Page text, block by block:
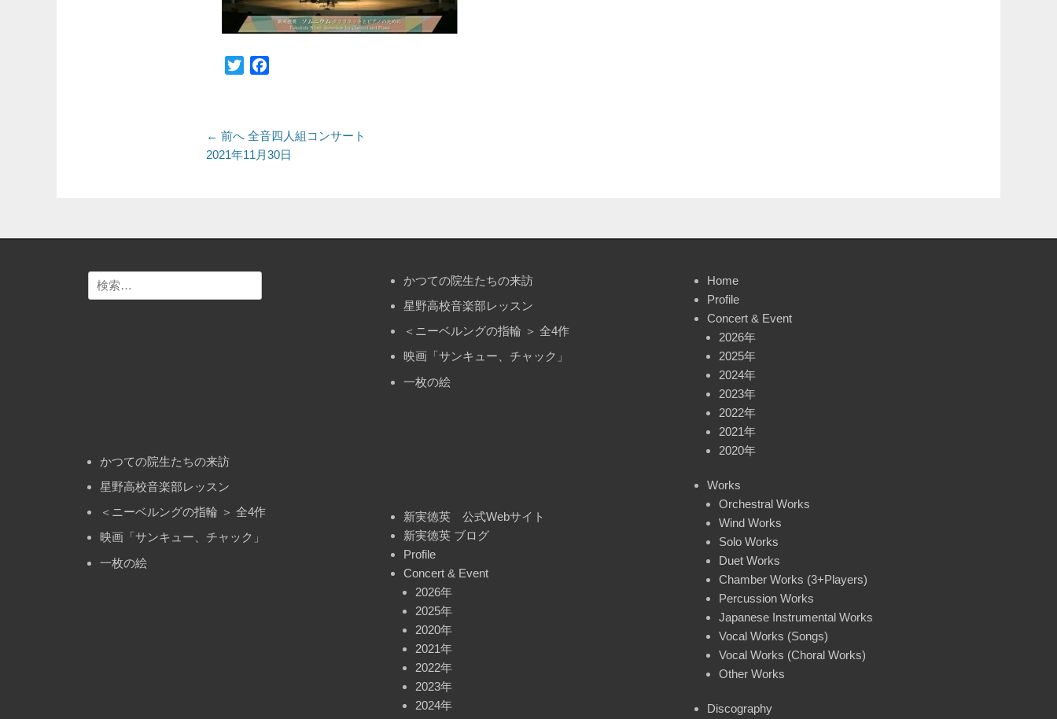
Twitter
投
稿
ゲ
ー
シ
← 前へ 前
の
全音四人組コンサート
2021年11月30日
検
索:
かつての院生たちの来訪
星野高校音楽部レッスン
＜ニーベルングの指輪 ＞ 全4作
映画「サンキュー、チャック」
一枚の絵
かつての院生たちの来訪
星野高校音楽部レッスン
＜ニーベルングの指輪 ＞ 全4作
映画「サンキュー、チャック」
一枚の絵
新実徳英 公式Webサイト
新実徳英 ブログ
Profile
Concert & Event
2026年
2025年
2020年
2021年
2022年
2023年
2024年
Home
Profile
Concert & Event
2026年
2025年
2024年
2023年
2022年
2021年
2020年
Works
Orchestral Works
Wind Works
Solo Works
Duet Works
Chamber Works (3+Players)
Percussion Works
Japanese Instrumental Works
Vocal Works (Songs)
Vocal Works (Choral Works)
Other Works
Discography